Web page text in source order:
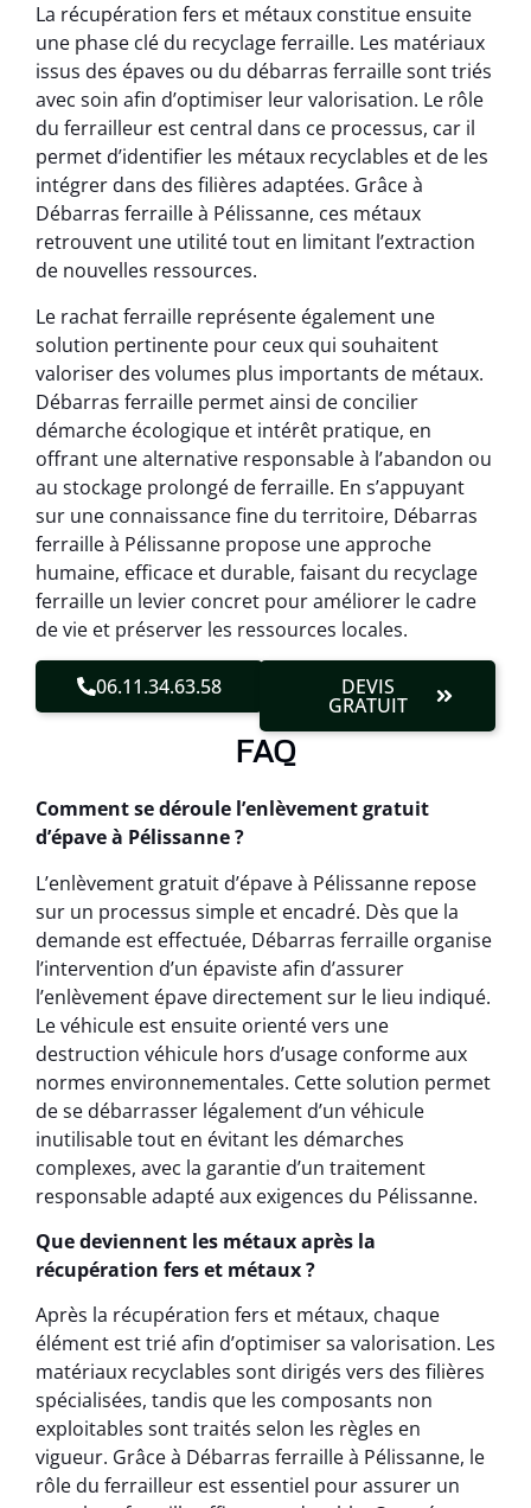
La récupération fers et métaux constitue ensuite
une phase clé du recyclage ferraille. Les matériaux
issus des épaves ou du débarras ferraille sont triés
avec soin afin d’optimiser leur valorisation. Le rôle
du ferrailleur est central dans ce processus, car il
permet d’identifier les métaux recyclables et de les
intégrer dans des filières adaptées. Grâce à
Débarras ferraille à Pélissanne, ces métaux
retrouvent une utilité tout en limitant l’extraction
de nouvelles ressources.
Le rachat ferraille représente également une
solution pertinente pour ceux qui souhaitent
valoriser des volumes plus importants de métaux.
Débarras ferraille permet ainsi de concilier
démarche écologique et intérêt pratique, en
offrant une alternative responsable à l’abandon ou
au stockage prolongé de ferraille. En s’appuyant
sur une connaissance fine du territoire, Débarras
ferraille à Pélissanne propose une approche
humaine, efficace et durable, faisant du recyclage
ferraille un levier concret pour améliorer le cadre
de vie et préserver les ressources locales.
06.11.34.63.58 DEVIS
GRATUIT
FAQ
Comment se déroule l’enlèvement gratuit
d’épave à Pélissanne ?
L’enlèvement gratuit d’épave à Pélissanne repose
sur un processus simple et encadré. Dès que la
demande est effectuée, Débarras ferraille organise
l’intervention d’un épaviste afin d’assurer
l’enlèvement épave directement sur le lieu indiqué.
Le véhicule est ensuite orienté vers une
destruction véhicule hors d’usage conforme aux
normes environnementales. Cette solution permet
de se débarrasser légalement d’un véhicule
inutilisable tout en évitant les démarches
complexes, avec la garantie d’un traitement
responsable adapté aux exigences du Pélissanne.
Que deviennent les métaux après la
récupération fers et métaux ?
Après la récupération fers et métaux, chaque
élément est trié afin d’optimiser sa valorisation. Les
matériaux recyclables sont dirigés vers des filières
spécialisées, tandis que les composants non
exploitables sont traités selon les règles en
vigueur. Grâce à Débarras ferraille à Pélissanne, le
rôle du ferrailleur est essentiel pour assurer un